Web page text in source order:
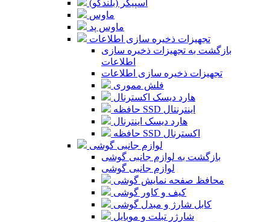
اسپیکر (بلندگو)
ماوس
ماوس پد
تجهیزات ذخیره سازی اطلاعات
بازگشت به تجهیزات ذخیره سازی
اطلاعات
تجهیزات ذخیره سازی اطلاعات
فلش مموری
هارد دیسک اکسترنال
حافظه SSD اینترنتال
هارد دیسک اینترنال
حافظه SSD اکسترنال
لوازم جانبی گوشی
بازگشت به لوازم جانبی گوشی
لوازم جانبی گوشی
محافظ صفحه نمایش گوشی
کیف و کاور گوشی
کابل شارژ و مبدل گوشی
شارژر تبلت و موبایل